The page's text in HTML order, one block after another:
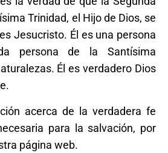
Trinidad, el Hijo de Dios, se
Jesucristo. Él es una persona
persona de la Santísima
Él es verdadero Dios
acerca de la verdadera fe
para la salvación, por
página web.